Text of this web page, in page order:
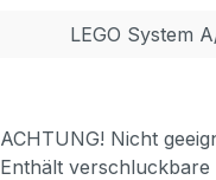
LEGO System
ACHTUNG! Nicht
Enthält verschluckbare